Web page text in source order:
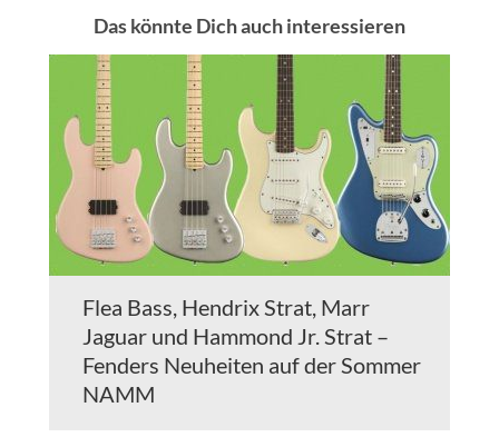
Das könnte Dich auch interessieren
Flea Bass, Hendrix Strat, Marr
Jaguar und Hammond Jr. Strat –
Fenders Neuheiten auf der Sommer
NAMM